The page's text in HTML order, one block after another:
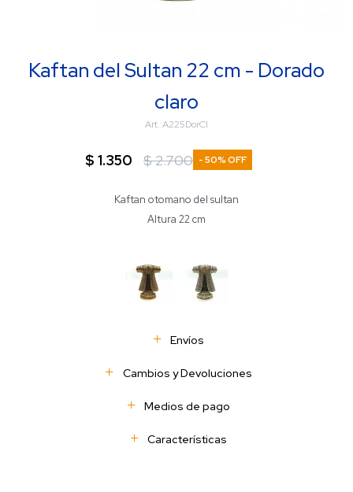
Kaftan del Sultan 22 cm - Dorado
claro
A225DorCl
$ 1.350 $2.700 50
Kaftan otomano del sultan
Altura 22 cm
Envíos
Cambios y Devoluciones
Medios de pago
Características